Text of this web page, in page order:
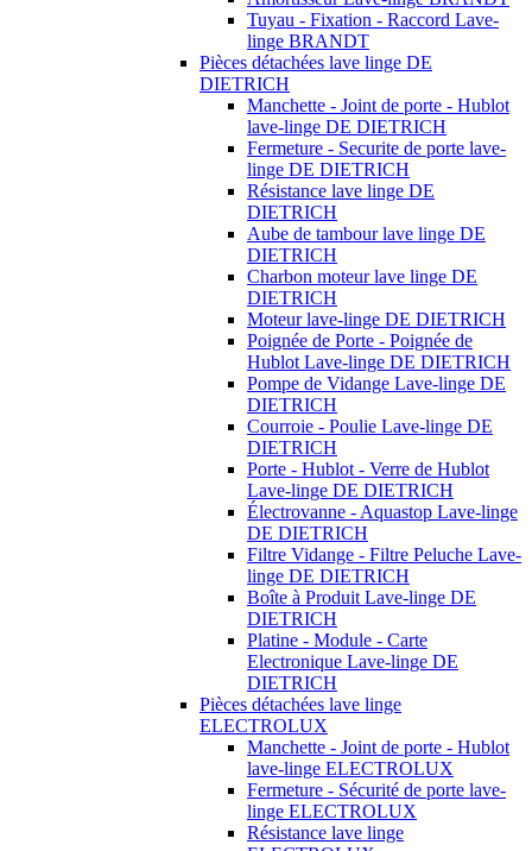
Tuyau - Fixation - Raccord Lave-
linge BRANDT
Pièces détachées lave linge DE
DIETRICH
Manchette - Joint de porte - Hublot
lave-linge DE DIETRICH
Fermeture - Securite de porte lave-
linge DE DIETRICH
Résistance lave linge DE
DIETRICH
Aube de tambour lave linge DE
DIETRICH
Charbon moteur lave linge DE
DIETRICH
Moteur lave-linge DE DIETRICH
Poignée de Porte - Poignée de
Hublot Lave-linge DE DIETRICH
Pompe de Vidange Lave-linge DE
DIETRICH
Courroie - Poulie Lave-linge DE
DIETRICH
Porte - Hublot - Verre de Hublot
Lave-linge DE DIETRICH
Électrovanne - Aquastop Lave-linge
DE DIETRICH
Filtre Vidange - Filtre Peluche Lave-
linge DE DIETRICH
Boîte à Produit Lave-linge DE
DIETRICH
Platine - Module - Carte
Electronique Lave-linge DE
DIETRICH
Pièces détachées lave linge
ELECTROLUX
Manchette - Joint de porte - Hublot
lave-linge ELECTROLUX
Fermeture - Sécurité de porte lave-
linge ELECTROLUX
Résistance lave linge